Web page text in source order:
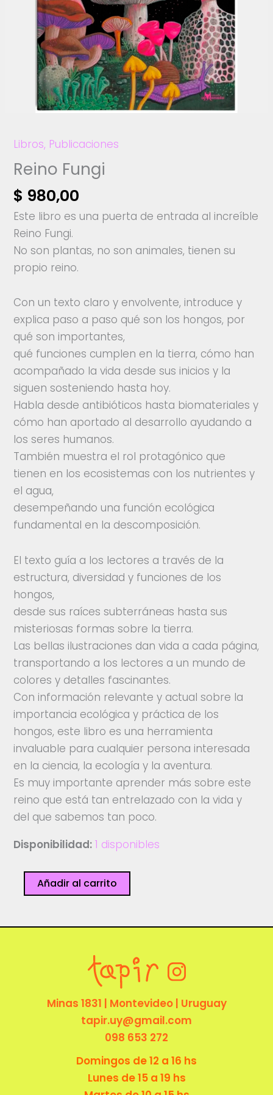
Libros, Publicaciones
Reino Fungi
$ 980,00
Este libro es una puerta de entrada al increíble
Reino Fungi.
No son plantas, no son animales, tienen su
propio reino.
Con un texto claro y envolvente, introduce y
explica paso a paso qué son los hongos, por
qué son importantes,
qué funciones cumplen en la tierra, cómo han
acompañado la vida desde sus inicios y la
siguen sosteniendo hasta hoy.
Habla desde antibióticos hasta biomateriales y
cómo han aportado al desarrollo ayudando a
los seres humanos.
También muestra el rol protagónico que
tienen en los ecosistemas con los nutrientes y
el agua,
desempeñando una función ecológica
fundamental en la descomposición.
El texto guía a los lectores a través de la
estructura, diversidad y funciones de los
hongos,
desde sus raíces subterráneas hasta sus
misteriosas formas sobre la tierra.
Las bellas ilustraciones dan vida a cada página,
transportando a los lectores a un mundo de
colores y detalles fascinantes.
Con información relevante y actual sobre la
importancia ecológica y práctica de los
hongos, este libro es una herramienta
invaluable para cualquier persona interesada
en la ciencia, la ecología y la aventura.
Es muy importante aprender más sobre este
reino que está tan entrelazado con la vida y
del que sabemos tan poco.
Disponibilidad: 1 disponibles
Reino
Fungi
Añadir al carrito
Minas 1831 | Montevideo | Uruguay
tapir.uy@gmail.com
098 653 272
Domingos de 12 a 16 hs
Lunes de 15 a 19 hs